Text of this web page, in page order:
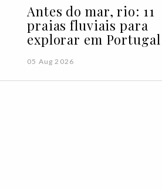
Antes do mar, rio: 11
praias fluviais para
explorar em Portugal
05 Aug 2026